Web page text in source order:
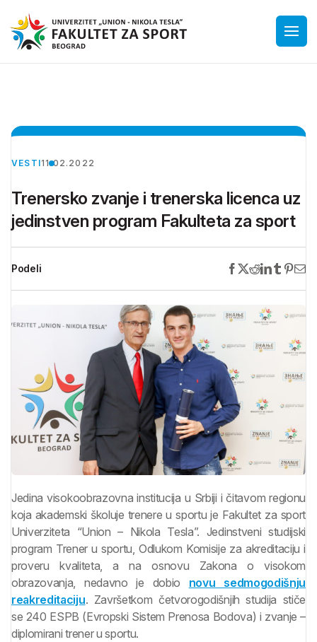
VESTI11.02.2022
Trenersko zvanje i trenerska licenca uz
jedinstven program Fakulteta za sport
Podeli
Jedina visokoobrazovna institucija u Srbiji i čitavom regionu
koja akademski školuje trenere u sportu je Fakultet za sport
Univerziteta “Union – Nikola Tesla”. Jedinstveni studijski
program Trener u sportu, Odlukom Komisije za akreditaciju i
proveru kvaliteta, a na osnovu Zakona o visokom
obrazovanja, nedavno je dobio novu sedmogodišnju
reakreditaciju. Završetkom četvorogodišnjih studija stiče
se 240 ESPB (Evropski Sistem Prenosa Bodova) i zvanje –
diplomirani trener u sportu.